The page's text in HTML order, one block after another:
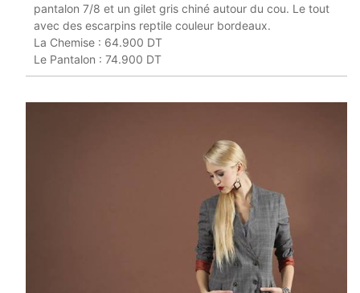
pantalon 7/8 et un gilet gris chiné autour du cou. Le tout
avec des escarpins reptile couleur bordeaux.
La Chemise : 64.900 DT
Le Pantalon : 74.900 DT